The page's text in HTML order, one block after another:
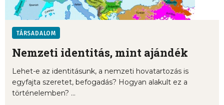
TÁRSADALOM
Nemzeti identitás, mint ajándék
Lehet-e az identitásunk, a nemzeti hovatartozás is
egyfajta szeretet, befogadás? Hogyan alakult ez a
történelemben? ...